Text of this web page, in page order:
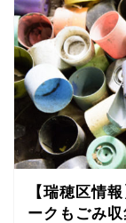
【瑞穂区情
ークもごみ